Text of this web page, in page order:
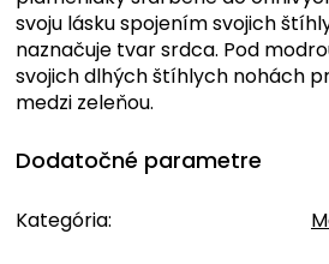
svoju lásku spojením svojich
naznačuje tvar srdca. Pod
svojich dlhých štíhlych nohách
medzi zeleňou.
Dodatočné parametre
Kategória: